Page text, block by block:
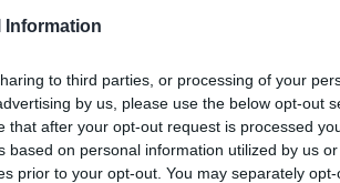
Information
to third parties, or processing of your
by us, please use the below opt-out
that after your opt-out request is processed
based on personal information utilized by us
prior to your opt-out. You may separately
s’ennuie en silence sur le
de fantasmes. Mais cette
que c’est justement le fait qu’on
dans l’imaginaire : je me suis
avec moi. Je ne sais pas si, dans
pour ça que je n’ai jamais accepté